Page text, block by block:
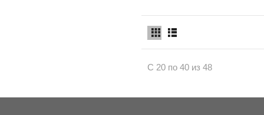
С 20 по 40 из 48